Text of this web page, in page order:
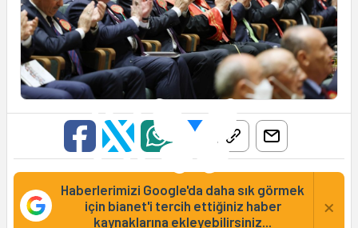
Haberlerimizi Google'da daha sık görmek
için bianet'i tercih ettiğiniz haber
kaynaklarına ekleyebilirsiniz...
×